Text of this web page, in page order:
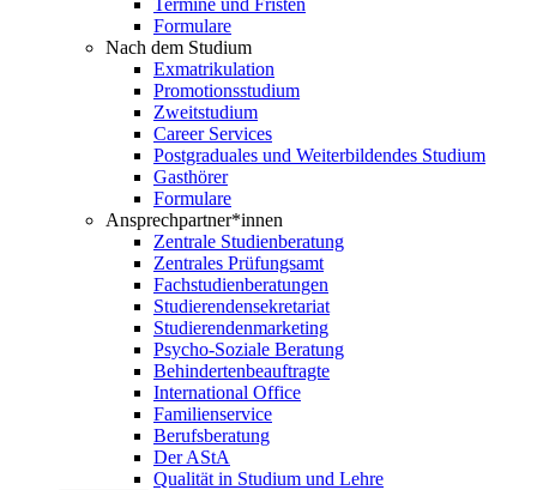
Termine und Fristen
Formulare
Nach dem Studium
Exmatrikulation
Promotionsstudium
Zweitstudium
Career Services
Postgraduales und Weiterbildendes Studium
Gasthörer
Formulare
Ansprechpartner*innen
Zentrale Studienberatung
Zentrales Prüfungsamt
Fachstudienberatungen
Studierendensekretariat
Studierendenmarketing
Psycho-Soziale Beratung
Behindertenbeauftragte
International Office
Familienservice
Berufsberatung
Der AStA
Qualität in Studium und Lehre